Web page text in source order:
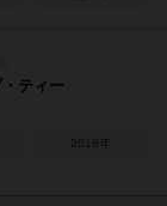
ティー
2018年